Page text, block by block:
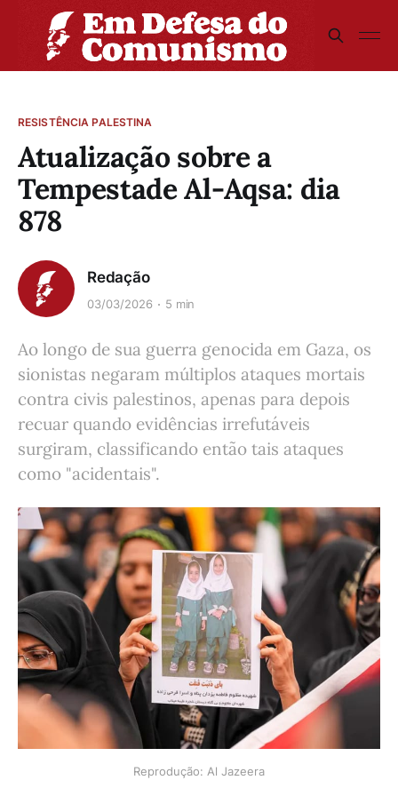
RESISTÊNCIA PALESTINA
Atualização sobre a
Tempestade Al-Aqsa: dia
878
Redação
03/03/2026 5 min
Ao longo de sua guerra genocida em Gaza, os
sionistas negaram múltiplos ataques mortais
contra civis palestinos, apenas para depois
recuar quando evidências irrefutáveis
surgiram, classificando então tais ataques
como "acidentais".
Reprodução: Al Jazeera